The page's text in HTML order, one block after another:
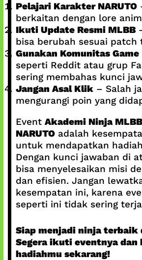
Pelajari Karakter NARUTO
berkaitan dengan lore
Ikuti Update Resmi MLBB
bisa berubah sesuai patch
Gunakan Komunitas Game
seperti Reddit atau grup
sering membahas kunci
Jangan Asal Klik– Salah
mengurangi poin yang
Event Akademi Ninja
NARUTOadalah
untuk mendapatkan
Dengan kunci jawaban di
bisa menyelesaikan misi
dan efisien. Jangan
kesempatan ini, karena
seperti ini tidak sering
Siap menjadi ninja terbaik
Segera ikuti eventnya dan
hadiahmu sekarang!